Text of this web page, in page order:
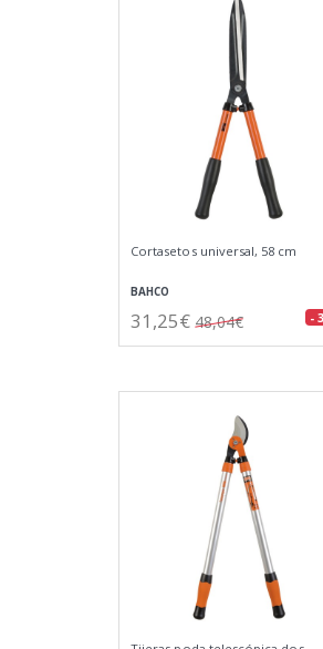
Cortasetos universal, 58 cm
BAHCO
31,25€ 48,04€ -